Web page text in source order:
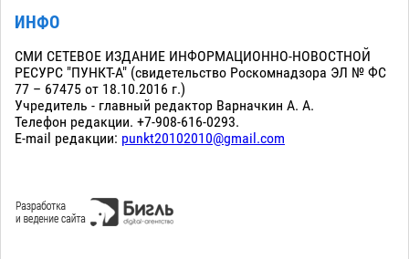
ИНФО
СМИ СЕТЕВОЕ ИЗДАНИЕ ИНФОРМАЦИОННО-НОВОСТНОЙ
РЕСУРС "ПУНКТ-А" (свидетельство Роскомнадзора ЭЛ № ФС
77 – 67475 от 18.10.2016 г.)
Учредитель - главный редактор Варначкин А. А.
Телефон редакции. +7-908-616-0293.
E-mail редакции: punkt20102010@gmail.com